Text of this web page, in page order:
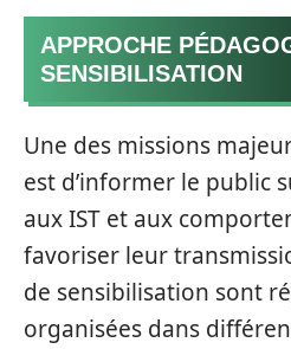
APPROCHE
SENSIBILISATION
Une des missions
est d’informer le public
aux IST et aux
favoriser leur
de sensibilisation sont
organisées dans